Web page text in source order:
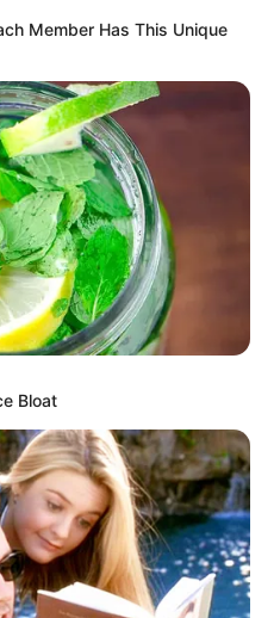
την συντακτική ομάδα
στην Google
στα αποτελέσματα
Member Has This Unique
Bloat